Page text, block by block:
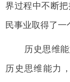
界过程中不断
民事业取得了一
历史思维
历史思维能力